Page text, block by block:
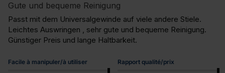
Gute und bequeme Reinigung
Passt mit dem Universalgewinde auf viele andere Stiele.
Leichtes Auswringen , sehr gute und bequeme Reinigung.
Günstiger Preis und lange Haltbarkeit.
Facile à manipuler/à utiliser Rapport qualité/prix